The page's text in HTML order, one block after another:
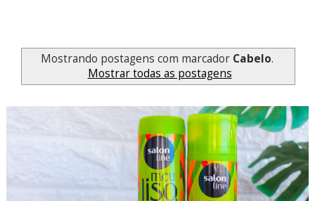
Mostrando postagens com marcador Cabelo.
Mostrar todas as postagens